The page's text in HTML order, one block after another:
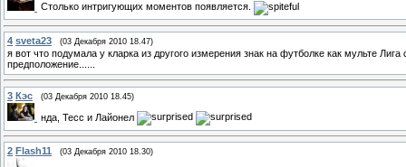
Столько интригующих моментов появляется.
4 sveta23 (03 Декабря 2010 18.47)
я вот что подумала у кларка из другого измерения знак на футболке как мульте
предположение......
3 Кэс (03 Декабря 2010 18.45)
нда, Тесс и Лайонел
2 Flash11 (03 Декабря 2010 18.30)